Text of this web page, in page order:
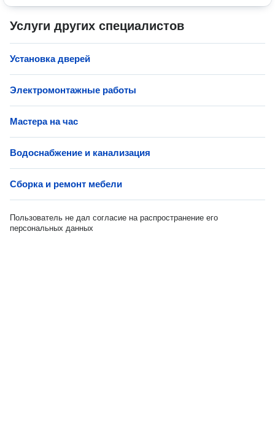
Услуги других специалистов
Установка дверей
Электромонтажные работы
Мастера на час
Водоснабжение и канализация
Сборка и ремонт мебели
Пользователь не дал согласие на распространение его
персональных данных